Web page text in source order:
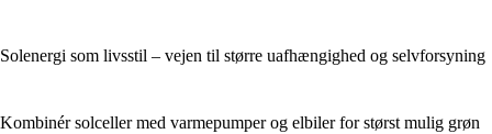
Solenergi som livsstil – vejen til større uafhængighed og selvforsyning
Kombinér solceller med varmepumper og elbiler for størst mulig grøn